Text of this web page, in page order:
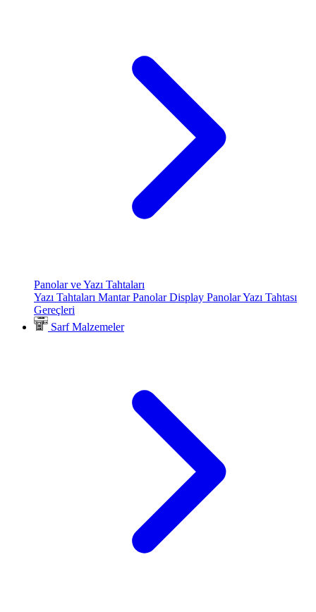
Panolar ve Yazı Tahtaları
Yazı Tahtaları Mantar PanolarDisplay PanolarYazı Tahtası
Gereçleri
Sarf Malzemeler